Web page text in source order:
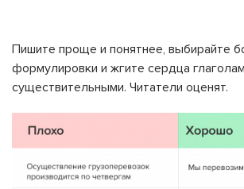
Пишите проще и понятнее, выбирайте
формулировки и жгите сердца
существительными. Читатели оценят.